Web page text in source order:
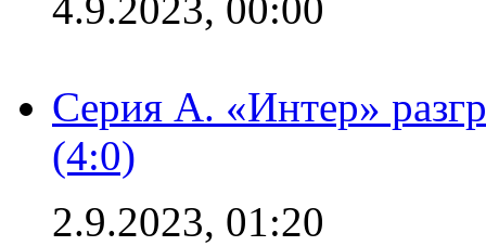
Серия А. «Интер»
(4:0)
2.9.2023, 01:20